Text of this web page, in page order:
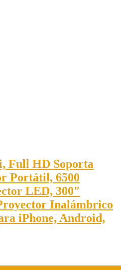
Full HD Soporta
Portátil, 6500
LED, 300″
Inalámbrico
iPhone, Android,